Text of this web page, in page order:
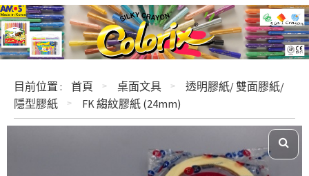
目前位置 : 首頁 桌面文具
透明膠紙/ 雙面膠紙/
隱型膠紙
FK 縐紋膠紙 (24mm)